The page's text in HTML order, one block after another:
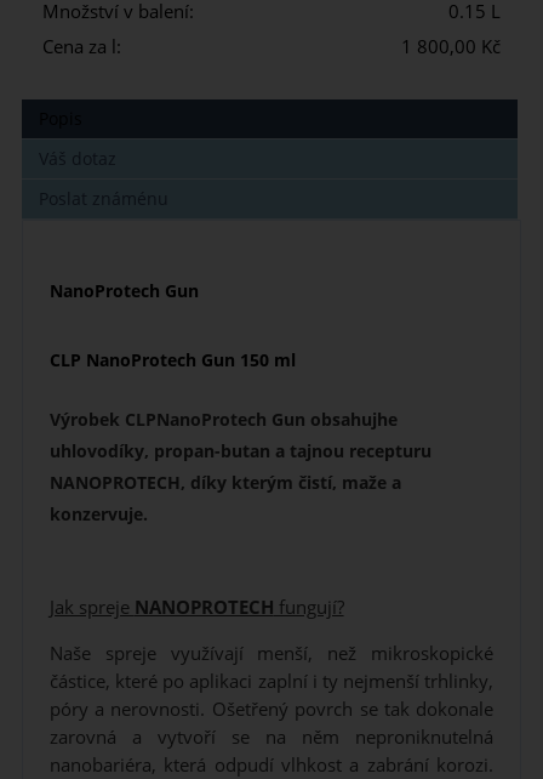
Množství v balení:
0.15 L
Cena za l:
1 800,00 Kč
Váš dotaz
Poslat známénu
NanoProtech Gun
CLP NanoProtech Gun 150 ml
Výrobek CLPNanoProtech Gun obsahujhe
uhlovodíky, propan-butan a tajnou recepturu
NANOPROTECH, díky kterým čistí, maže a
konzervuje.
Jak spreje NANOPROTECH fungují?
Naše spreje využívají menší, než mikroskopické
částice, které po aplikaci zaplní i ty nejmenší trhlinky,
póry a nerovnosti. Ošetřený povrch se tak dokonale
zarovná a vytvoří se na něm neproniknutelná
nanobariéra, která odpudí vlhkost a zabrání korozi.